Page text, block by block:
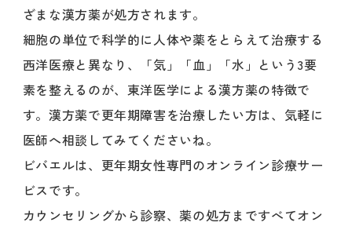
ざまな漢方薬が処方されます。
細胞の単位で科学的に人体や薬をとらえて治療する
西洋医療と異なり、「気」「血」「水」という3要
素を整えるのが、東洋医学による漢方薬の特徴で
す。漢方薬で更年期障害を治療したい方は、気軽に
医師へ相談してみてくださいね。
ビバエルは、更年期女性専門のオンライン診療サー
ビスです。
カウンセリングから診察、薬の処方まですべてオン